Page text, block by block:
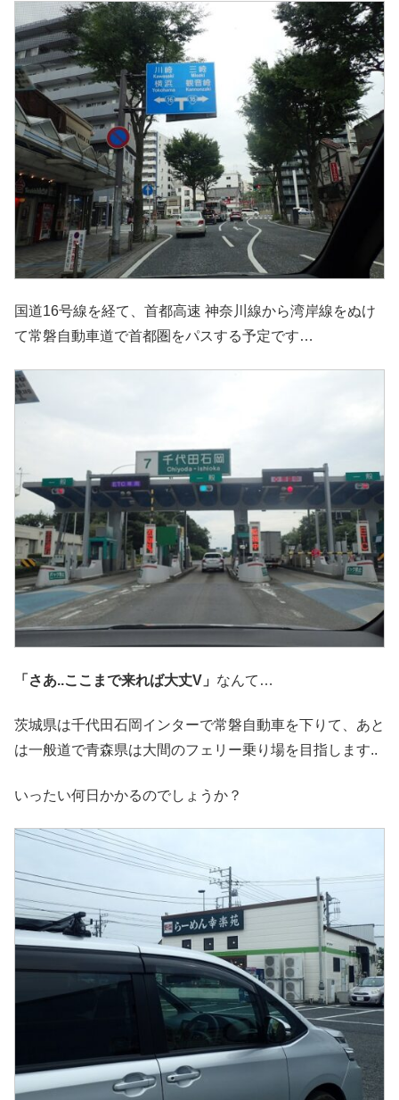
国道16号線を経て、首都高速 神奈川線から湾岸線をぬけ
て常磐自動車道で首都圏をパスする予定です…
「さあ..ここまで来れば大丈V」 なんて…
茨城県は千代田石岡インターで常磐自動車を下りて、あと
は一般道で青森県は大間のフェリー乗り場を目指します..
いったい何日かかるのでしょうか？